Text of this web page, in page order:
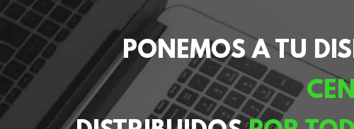
PONEMOS A TU